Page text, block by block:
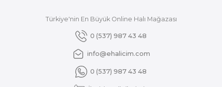
Gönder
Türkiye'nin En Büyük Online Halı Mağazası
0 (537) 987 43 48
info@ehalicim.com
0 (537) 987 43 48